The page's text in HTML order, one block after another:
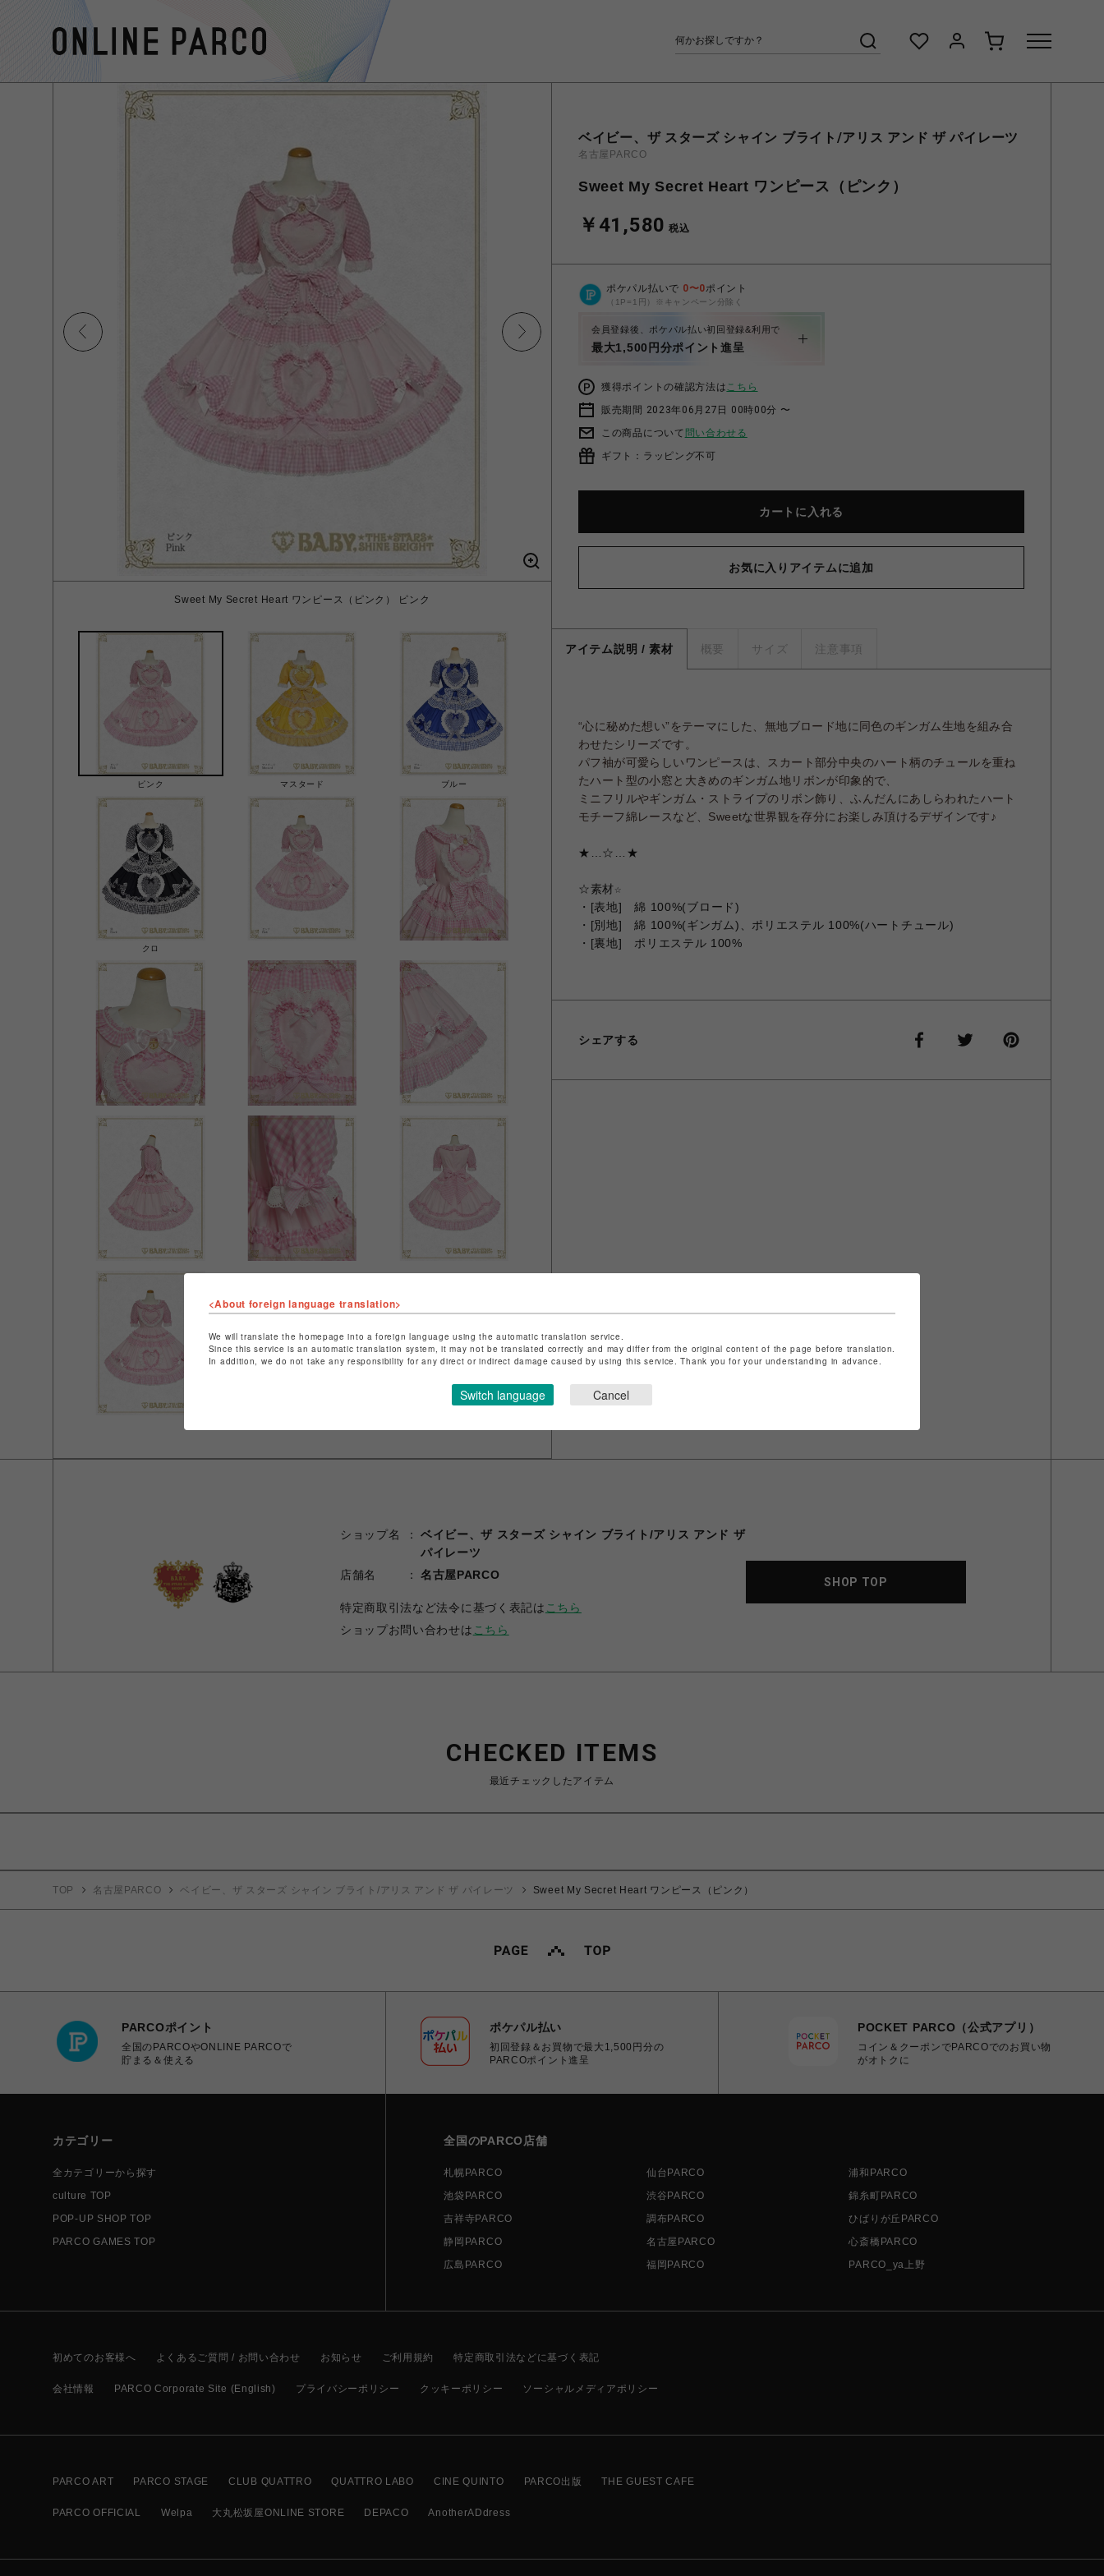
Sweet My Secret Heart ワンピース（ピンク） ピンク
ピンク マスタード ブルー
クロ
ベイビー、ザ スターズ シャイン ブライト/アリス アンド ザ パイレーツ
名古屋PARCO
Sweet My Secret Heart ワンピース（ピンク）
￥41,580 税込
ポケパル払いで 0〜0ポイント
（1P=1円）※キャンペーン分除く
会員登録後、ポケパル払い初回登録&利用で
最大1,500円分ポイント進呈
獲得ポイントの確認方法はこちら
販売期間 2023年06月27日 00時00分 〜
この商品について 問い合わせる
ギフト：ラッピング不可
カートに入れる
お気に入りアイテムに追加
アイテム説明 / 素材 概要 サイズ 注意事項
“心に秘めた想い”をテーマにした、無地ブロード地に同色のギンガム生地を組み合
わせたシリーズです。
パフ袖が可愛らしいワンピースは、スカート部分中央のハート柄のチュールを重ね
たハート型の小窓と大きめのギンガム地リボンが印象的で、
ミニフリルやギンガム・ストライプのリボン飾り、ふんだんにあしらわれたハート
モチーフ綿レースなど、Sweetな世界観を存分にお楽しみ頂けるデザインです♪
★…☆…★
☆素材☆
・ [表地] 綿 100%(ブロード)
・[別地] 綿 100%(ギンガム)、ポリエステル 100%(ハートチュール)
・[裏地] ポリエステル 100%
シェアする
ショップ名
ベイビー、ザ スターズ シャイン ブライト/アリス アンド ザ
パイレーツ
店舗名
名古屋PARCO
特定商取引法など法令に基づく表記は こちら
ショップお問い合わせは こちら
SHOP TOP
CHECKED ITEMS
最近チェックしたアイテム
TOP 名古屋PARCO ベイビー、ザ スターズ シャイン ブライト/アリス アンド ザ パイレーツ Sweet My Secret Heart ワンピース（ピンク）
PARCOポイント
全国のPARCOやONLINE PARCOで
貯まる＆使える
ポケパル払い
初回登録＆お買物で最大1,500円分の
PARCOポイント進呈
POCKET PARCO（公式アプリ）
コイン＆クーポンでPARCOでのお買い物
がオトクに
カテゴリー
全カテゴリーから探す
culture TOP
POP-UP SHOP TOP
PARCO GAMES TOP
全国のPARCO店舗
札幌PARCO 仙台PARCO
浦和PARCO
池袋PARCO
渋谷PARCO
錦糸町PARCO
吉祥寺PARCO
調布PARCO
ひばりが丘PARCO
静岡PARCO
名古屋PARCO
心斎橋PARCO
広島PARCO
福岡PARCO PARCO_ya上野
初めてのお客様へ よくあるご質問 / お問い合わせ お知らせ ご利用規約 特定商取引法などに基づく表記
会社情報 PARCO Corporate Site (English) プライバシーポリシー クッキーポリシー ソーシャルメディアポリシー
PARCO ART PARCO STAGE CLUB QUATTRO QUATTRO LABO CINE QUINTO PARCO出版 THE GUEST CAFE
PARCO OFFICIAL Welpa 大丸松坂屋ONLINE STORE DEPACO AnotherADdress
<About foreign language translation>
We will translate the homepage into a foreign language using the automatic translation service.
Since this service is an automatic translation system, it may not be translated correctly and may differ from the original content of the page before translation.
In addition, we do not take any responsibility for any direct or indirect damage caused by using this service. Thank you for your understanding in advance.
Switch language Cancel